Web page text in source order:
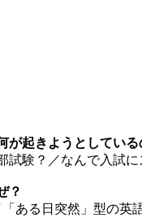
起きようとしている
試験？／なんで入試
？
ある日突然」型の